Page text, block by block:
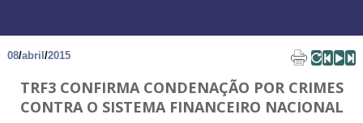
08/abril /2015
TRF3 CONFIRMA CONDENAÇÃO POR CRIMES
CONTRA O SISTEMA FINANCEIRO NACIONAL